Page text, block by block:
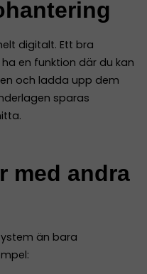
digitalt. Ett bra
en funktion där du kan
och ladda upp dem
sparas
med andra
än bara